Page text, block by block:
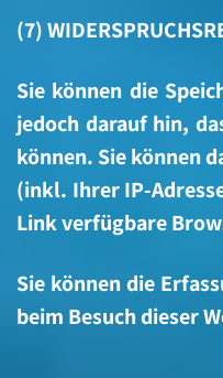
(7)
Sie können die
jedoch darauf hin,
können. Sie können
(inkl. Ihrer IP-
Link verfügbare
Sie können die
beim Besuch dieser